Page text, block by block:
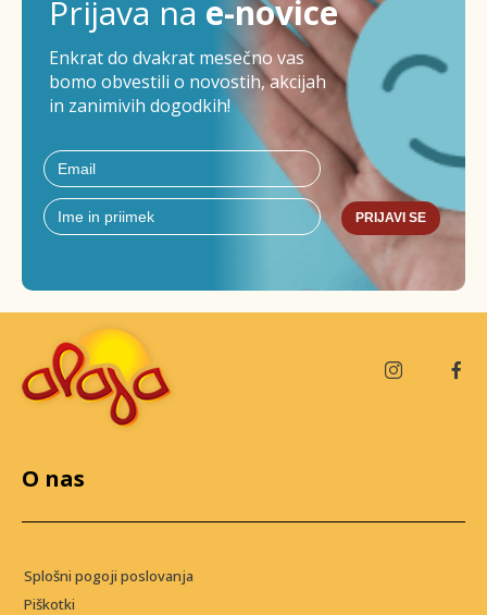
Prijava na e-novice
Enkrat do dvakrat mesečno vas
bomo obvestili o novostih, akcijah
in zanimivih dogodkih!
PRIJAVI SE
O nas
Splošni pogoji poslovanja
Piškotki